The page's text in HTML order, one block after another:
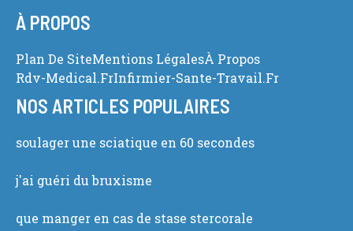
À PROPOS
Plan De SiteMentions LégalesÀ Propos
Rdv-Medical.frInfirmier-Sante-Travail.fr
NOS ARTICLES POPULAIRES
soulager une sciatique en 60 secondes
j'ai guéri du bruxisme
que manger en cas de stase stercorale